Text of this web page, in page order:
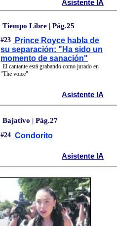
Asistente IA
Tiempo Libre | Pág.25
#23
Prince Royce habla de
su separación: "Ha sido un
momento de sanación"
El cantante está grabando como jurado en
"The voice"
Asistente IA
Bajativo | Pág.27
#24 Condorito
Asistente IA